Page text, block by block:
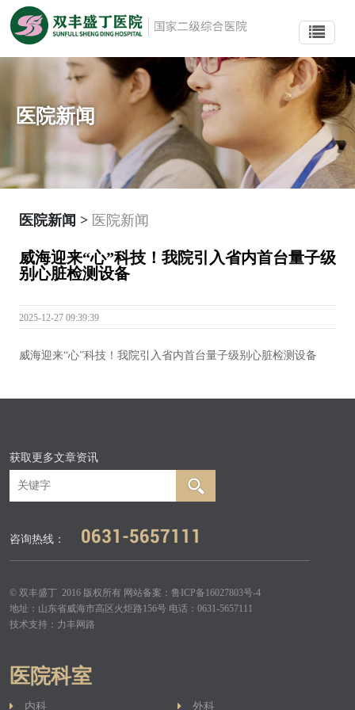
医院新闻
医院新闻 > 医院新闻
威海迎来“心”科技！我院引入省内首台量子级
别心脏检测设备
2025-12-27 09:39:39
威海迎来“心”科技！我院引入省内首台量子级别心脏检测设备
获取更多文章资讯
咨询热线： 0631-5657111
© 双丰盛丁 2016 版权所有 网站备案： 鲁ICP备16027803号-4
地址：山东省威海市高区火炬路156号 电话：0631-5657111
技术支持： 力丰网路
医院科室
内科 外科